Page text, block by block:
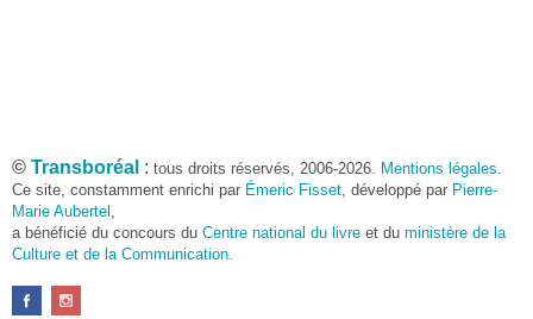
© Transboréal : tous droits réservés, 2006-2026. Mentions légales.
Ce site, constamment enrichi par Émeric Fisset, développé par Pierre-
Marie Aubertel ,
a bénéficié du concours du Centre national du livre et du ministère de la
Culture et de la Communication.